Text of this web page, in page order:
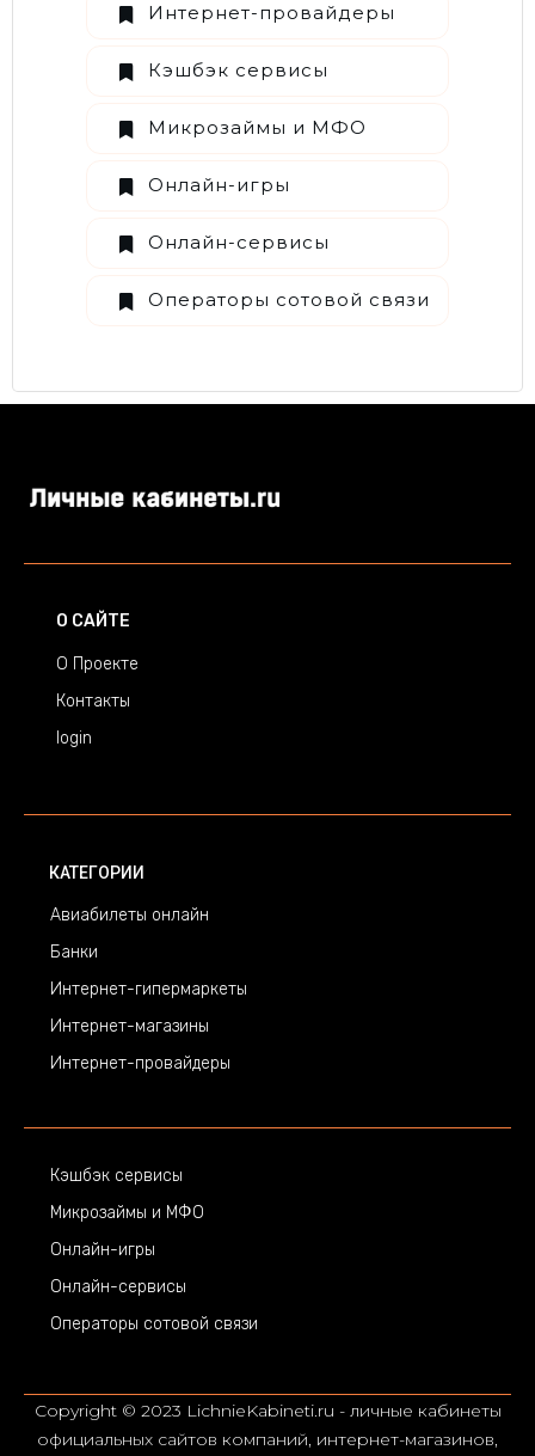
Интернет-провайдеры
Кэшбэк сервисы
Микрозаймы и МФО
Онлайн-игры
Онлайн-сервисы
Операторы сотовой связи
О САЙТЕ
О Проекте
Контакты
login
КАТЕГОРИИ
Авиабилеты онлайн
Банки
Интернет-гипермаркеты
Интернет-магазины
Интернет-провайдеры
Кэшбэк сервисы
Микрозаймы и МФО
Онлайн-игры
Онлайн-сервисы
Операторы сотовой связи
Copyright © 2023 LichnieKabineti.ru - личные кабинеты
официальных сайтов компаний, интернет-магазинов,